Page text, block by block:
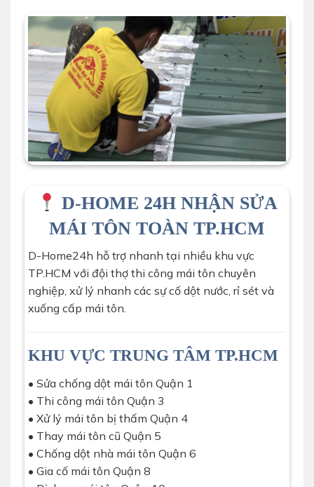
D-HOME 24H NHẬN SỬA
MÁI TÔN TOÀN TP.HCM
D-Home24h hỗ trợ nhanh tại nhiều khu vực
TP.HCM với đội thợ thi công mái tôn chuyên
nghiệp, xử lý nhanh các sự cố dột nước, rỉ sét và
xuống cấp mái tôn.
KHU VỰC TRUNG TÂM TP.HCM
• Sửa chống dột mái tôn Quận 1
• Thi công mái tôn Quận 3
• Xử lý mái tôn bị thấm Quận 4
• Thay mái tôn cũ Quận 5
• Chống dột nhà mái tôn Quận 6
• Gia cố mái tôn Quận 8